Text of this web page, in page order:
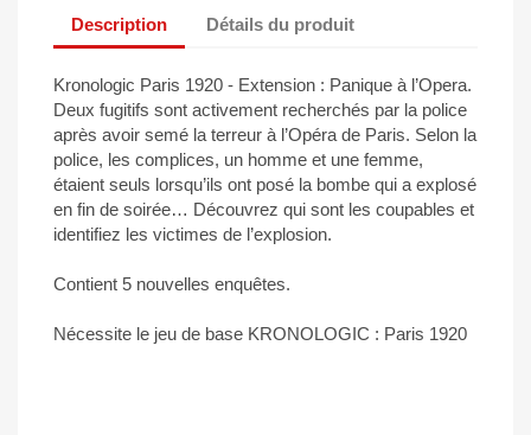
Description Détails du produit
Kronologic Paris 1920 - Extension : Panique à l’Opera.
Deux fugitifs sont activement recherchés par la police
après avoir semé la terreur à l’Opéra de Paris. Selon la
police, les complices, un homme et une femme,
étaient seuls lorsqu’ils ont posé la bombe qui a explosé
en fin de soirée… Découvrez qui sont les coupables et
identifiez les victimes de l’explosion.
Contient 5 nouvelles enquêtes.
Nécessite le jeu de base KRONOLOGIC : Paris 1920